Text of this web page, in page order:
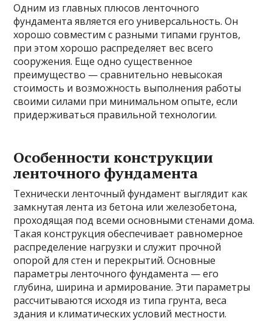
Одним из главных плюсов ленточного
фундамента является его универсальность. Он
хорошо совместим с разными типами грунтов,
при этом хорошо распределяет вес всего
сооружения. Еще одно существенное
преимущество — сравнительно невысокая
стоимость и возможность выполнения работы
своими силами при минимальном опыте, если
придерживаться правильной технологии.
Особенности конструкции
ленточного фундамента
Технически ленточный фундамент выглядит как
замкнутая лента из бетона или железобетона,
проходящая под всеми основными стенами дома.
Такая конструкция обеспечивает равномерное
распределение нагрузки и служит прочной
опорой для стен и перекрытий. Основные
параметры ленточного фундамента — его
глубина, ширина и армирование. Эти параметры
рассчитываются исходя из типа грунта, веса
здания и климатических условий местности.